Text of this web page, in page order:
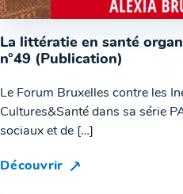
La littératie en santé
n°49 (Publication)
Le Forum Bruxelles contre les
Cultures&Santé dans sa série
sociaux et de […]
Découvrir